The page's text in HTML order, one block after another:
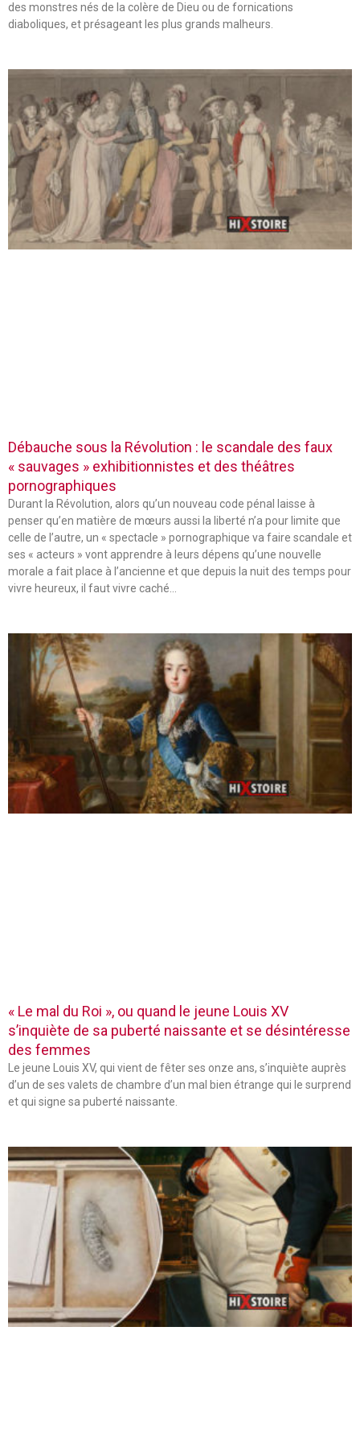
des monstres nés de la colère de Dieu ou de fornications
diaboliques, et présageant les plus grands malheurs.
Débauche sous la Révolution : le scandale des faux
« sauvages » exhibitionnistes et des théâtres
pornographiques
Durant la Révolution, alors qu’un nouveau code pénal laisse à
penser qu’en matière de mœurs aussi la liberté n’a pour limite que
celle de l’autre, un « spectacle » pornographique va faire scandale et
ses « acteurs » vont apprendre à leurs dépens qu’une nouvelle
morale a fait place à l’ancienne et que depuis la nuit des temps pour
vivre heureux, il faut vivre caché…
« Le mal du Roi », ou quand le jeune Louis XV
s’inquiète de sa puberté naissante et se désintéresse
des femmes
Le jeune Louis XV, qui vient de fêter ses onze ans, s’inquiète auprès
d’un de ses valets de chambre d’un mal bien étrange qui le surprend
et qui signe sa puberté naissante.